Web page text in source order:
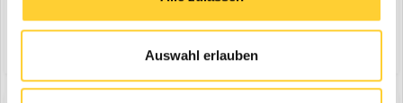
Auswahl erlauben
Baumaschinen fester Bestandteil der NordBau und auch in diesem
Jahr wieder mit dem kompletten Produktprogramm und den